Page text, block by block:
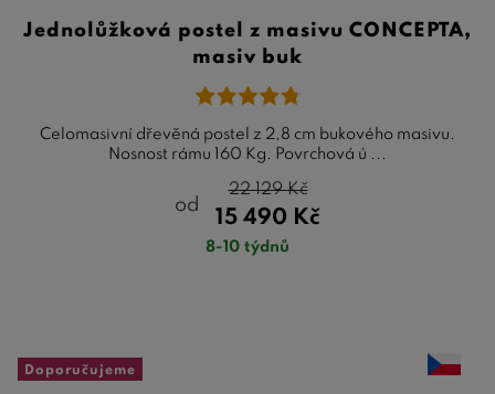
Jednolůžková postel z masivu CONCEPTA,
masiv buk
Celomasivní dřevěná postel z 2,8 cm bukového masivu.
Nosnost rámu 160 Kg. Povrchová ú ...
od
15 490 Kč
22 129Kč
8-10 týdnů
Doporučujeme